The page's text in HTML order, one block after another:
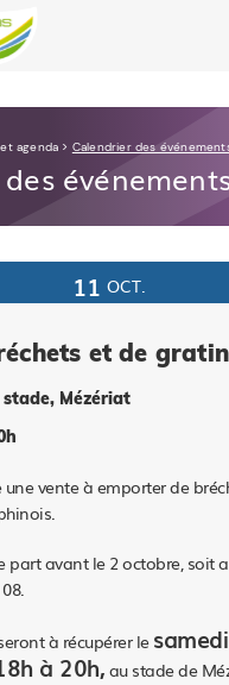
agenda > Calendrier des
11 OCT.
et de
Mézériat
une vente à emporter de
part avant le 2 octobre, soit
à récupérer le
à 20h, au stade de